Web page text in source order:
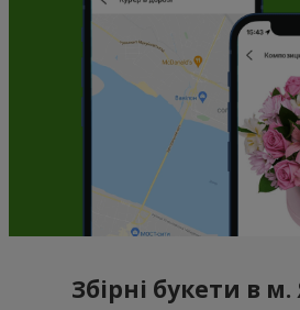
Збірні букети в